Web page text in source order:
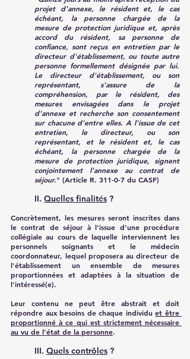
projet d'annexe, le résident et, le cas
échéant, la personne chargée de la
mesure de protection juridique et, après
accord du résident, sa personne de
confiance, sont reçus en entretien par le
directeur d'établissement, ou toute autre
personne formellement désignée par lui.
Le directeur d'établissement, ou son
représentant, s'assure de la
compréhension, par le résident, des
mesures envisagées dans le projet
d'annexe et recherche son consentement
sur chacune d'entre elles. A l'issue de cet
entretien, le directeur, ou son
représentant, et le résident et, le cas
échéant, la personne chargée de la
mesure de protection juridique, signent
conjointement l'annexe au contrat de
séjour." (Article R. 311-0-7 du CASF)
II. Quelles finalités ?
Concrètement, les mesures seront inscrites dans
le contrat de séjour à l'issue d'une procédure
collégiale au cours de laquelle interviennent les
personnels soignants et le médecin
coordonnateur, lequel proposera au directeur de
l'établissement un ensemble de mesures
proportionnées et adaptées à la situation de
l'intéressé(e).
Leur contenu ne peut être abstrait et doit
répondre aux besoins de chaque individu et être
proportionné à ce qui est strictement nécessaire
au vu de l'état de la personne.
III. Quels contrôles ?